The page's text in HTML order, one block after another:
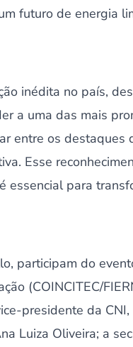
futuro de energia
inédita no país,
a uma das mais
entre os
Esse
essencial para
participam do
(COINCITEC/
presidente da
Luiza Oliveira; a